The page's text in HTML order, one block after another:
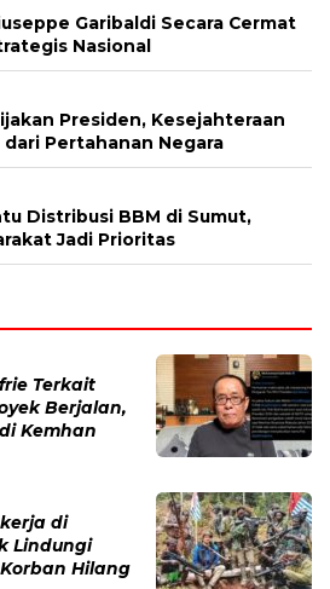
Garibaldi Secara Cermat
Nasional
Presiden, Kesejahteraan
Pertahanan Negara
Distribusi BBM di Sumut,
Jadi Prioritas
Terkait
Berjalan,
Kemhan
di
Lindungi
Hilang